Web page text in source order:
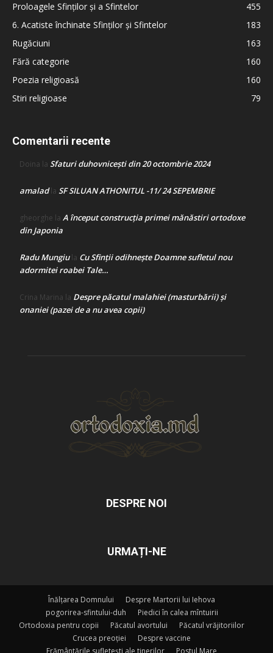
Proloagele Sfinților și a Sfintelor
455
6. Acatiste închinate Sfinților și Sfintelor
183
Rugăciuni
163
Fără categorie
160
Poezia religioasă
160
Stiri religioase
79
Comentarii recente
Doina la Sfaturi duhovnicești din 20 octombrie 2024
amaladla SF SILUAN ATHONITUL -11/ 24 SEPEMBRIE
gheorghe la A început construcţia primei mănăstiri ortodoxe
din Japonia
Radu Mungiula Cu Sfinții odihnește Doamne sufletul nou
adormitei roabei Tale…
Crina Marina la Despre păcatul malahiei (masturbării) şi
onaniei (pazei de a nu avea copii)
DESPRE NOI
URMAȚI-NE
Înălțarea Domnului
Despre Martorii lui Iehova
pogorirea-sfintului-duh
Piedici în calea mîntuirii
Ortodoxia pentru copii
Păcatul avortului
Păcatul vrăjitoriilor
Crucea preoției
Despre vaccine